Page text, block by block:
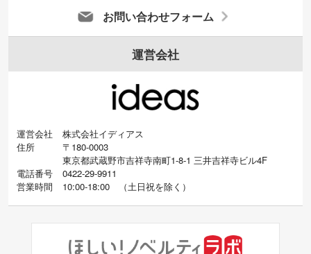
お問い合わせフォーム
運営会社
運営会社
株式会社イディアス
住所
〒180-0003
東京都武蔵野市吉祥寺南町1-8-1 三井吉祥寺ビル4F
電話番号
0422-29-9911
営業時間
10:00-18:00 （土日祝を除く）